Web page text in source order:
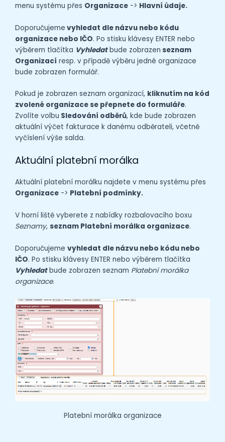
menu systému přes Organizace -> Hlavní údaje.
Doporučujeme vyhledat dle názvu nebo kódu
organizace nebo IČO. Po stisku klávesy ENTER nebo
výběrem tlačítka Vyhledatbude zobrazen seznam
Organizací resp. v případě výběru jedné organizace
bude zobrazen formulář.
Pokud je zobrazen seznam organizací, kliknutím na kód
zvolené organizace se přepnete do formuláře.
Zvolíte volbu Sledování odběrů, kde bude zobrazen
aktuální výčet fakturace k danému odběrateli, včetně
vyčíslení výše salda.
Aktuální platební morálka
Aktuální platební morálku najdete v menu systému přes
Organizace -> Platební podmínky.
V horní liště vyberete z nabídky rozbalovacího boxu
Seznamy, seznam Platební morálka organizace.
Doporučujeme vyhledat dle názvu nebo kódu nebo
IČO. Po stisku klávesy ENTER nebo výběrem tlačítka
Vyhledatbude zobrazen seznam Platební morálka
organizace.
Platební morálka organizace